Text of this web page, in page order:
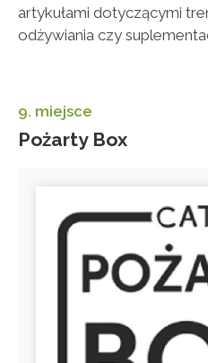
artykułami dotyczącymi
odżywiania czy
9. miejsce
Pożarty Box